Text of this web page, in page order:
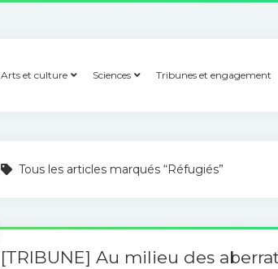
Arts et culture Sciences Tribunes et engagement
Tous les articles marqués “Réfugiés”
[TRIBUNE] Au milieu des